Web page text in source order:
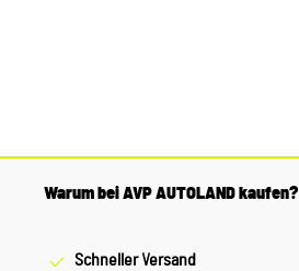
Warum bei AVP AUTOLAND kaufen?
Schneller Versand